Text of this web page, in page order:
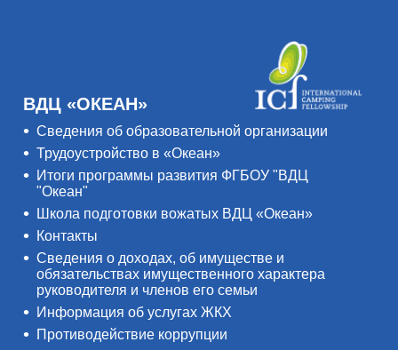
ВДЦ «ОКЕАН»
Сведения об образовательной организации
Трудоустройство в «Океан»
Итоги программы развития ФГБОУ "ВДЦ
"Океан"
Школа подготовки вожатых ВДЦ «Океан»
Контакты
Сведения о доходах, об имуществе и
обязательствах имущественного характера
руководителя и членов его семьи
Информация об услугах ЖКХ
Противодействие коррупции